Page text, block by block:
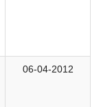
06-04-2012